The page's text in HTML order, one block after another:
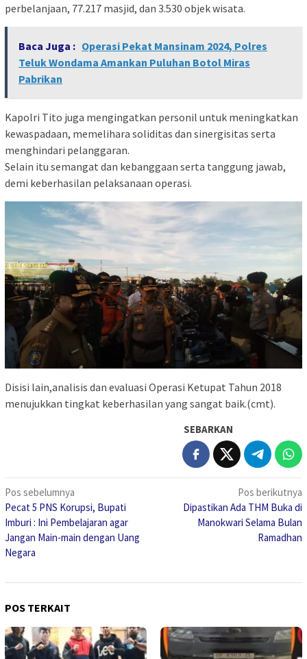
perbelanjaan, 77.217 masjid, dan 3.530 objek wisata.
Baca Juga : Operasi Pekat Mansinam 2024, Polres
Teluk Wondama Amankan Puluhan Botol Miras
Pabrikan
Kapolri Tito juga mengingatkan personil untuk meningkatkan
kewaspadaan, memelihara soliditas dan sinergisitas serta
menghindari pelanggaran.
Selain itu semangat dan kebanggaan serta tanggung jawab,
demi keberhasilan pelaksanaan operasi.
Disisi lain,analisis dan evaluasi Operasi Ketupat Tahun 2018
menujukkan tingkat keberhasilan yang sangat baik.(cmt).
SEBARKAN
Navigasi
pos
Pos sebelumnya
Pecat 5 PNS Korupsi, Bupati
Imburi : Ini Pembelajaran agar
Jangan Main-main dengan Uang
Negara
Pos berikutnya
Dipastikan Ada THM Buka di
Manokwari Selama Bulan
Ramadhan
POS TERKAIT